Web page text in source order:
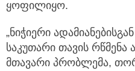
ყოფილიყო.
„ნიჭიერი
საკუთარი თავის რწმენა
მთავარი პრობლემა,